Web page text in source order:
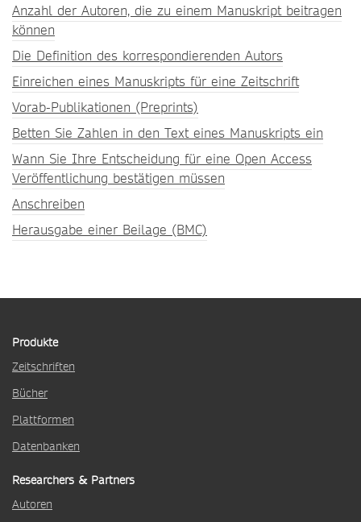
Anzahl der Autoren, die zu einem Manuskript beitragen
können
Die Definition des korrespondierenden Autors
Einreichen eines Manuskripts für eine Zeitschrift
Vorab-Publikationen (Preprints)
Betten Sie Zahlen in den Text eines Manuskripts ein
Wann Sie Ihre Entscheidung für eine Open Access
Veröffentlichung bestätigen müssen
Anschreiben
Herausgabe einer Beilage (BMC)
Produkte
Zeitschriften
Bücher
Plattformen
Datenbanken
Researchers & Partners
Autoren